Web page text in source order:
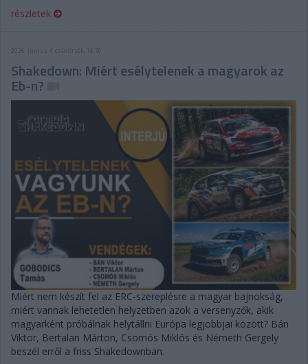
részletek
2026. június 4. csütörtök, 16:30
Shakedown: Miért esélytelenek a magyarok az
Eb-n?
Miért nem készít fel az ERC-szereplésre a magyar bajnokság,
miért vannak lehetetlen helyzetben azok a versenyzők, akik
magyarként próbálnak helytállni Európa legjobbjai között? Bán
Viktor, Bertalan Márton, Csomós Miklós és Németh Gergely
beszél erről a friss Shakedownban.